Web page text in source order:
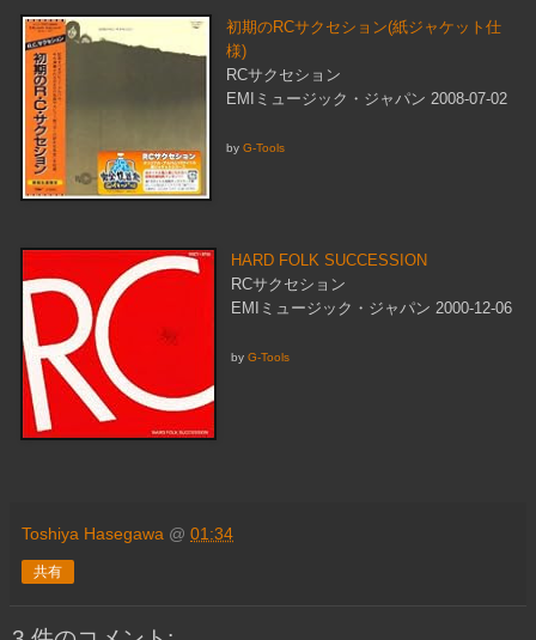
初期のRCサクセション(紙ジャケット仕
様)
RCサクセション
EMIミュージック・ジャパン 2008-07-02
by G-Tools
HARD FOLK SUCCESSION
RCサクセション
EMIミュージック・ジャパン 2000-12-06
by G-Tools
Toshiya Hasegawa @ 01:34
共有